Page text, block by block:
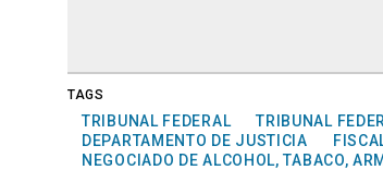
TAGS
TRIBUNAL FEDERAL TRIBUNAL
DEPARTAMENTO DE JUSTICIA
NEGOCIADO DE ALCOHOL, TABACO,